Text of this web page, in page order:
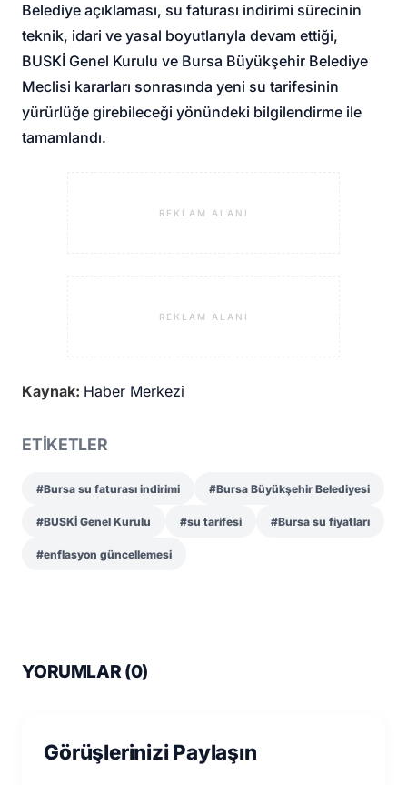
Belediye açıklaması, su faturası indirimi sürecinin
teknik, idari ve yasal boyutlarıyla devam ettiği,
BUSKİ Genel Kurulu ve Bursa Büyükşehir Belediye
Meclisi kararları sonrasında yeni su tarifesinin
yürürlüğe girebileceği yönündeki bilgilendirme ile
tamamlandı.
REKLAM ALANI
REKLAM ALANI
Kaynak: Haber Merkezi
ETİKETLER
#Bursa su faturası indirimi #Bursa Büyükşehir Belediyesi
#BUSKİ Genel Kurulu #su tarifesi #Bursa su fiyatları
#enflasyon güncellemesi
YORUMLAR (0)
Görüşlerinizi Paylaşın